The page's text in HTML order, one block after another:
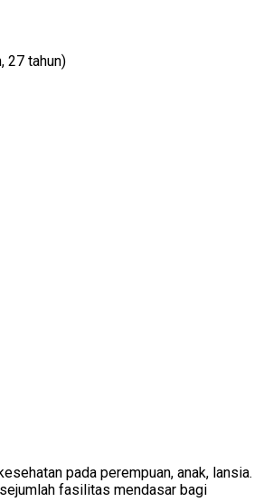
27 tahun)
pada perempuan, anak, lansia.
fasilitas mendasar bagi